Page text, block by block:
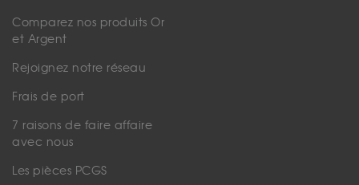
Comparez nos produits Or
et Argent
Rejoignez notre réseau
Frais de port
7 raisons de faire affaire
avec nous
Les pièces PCGS